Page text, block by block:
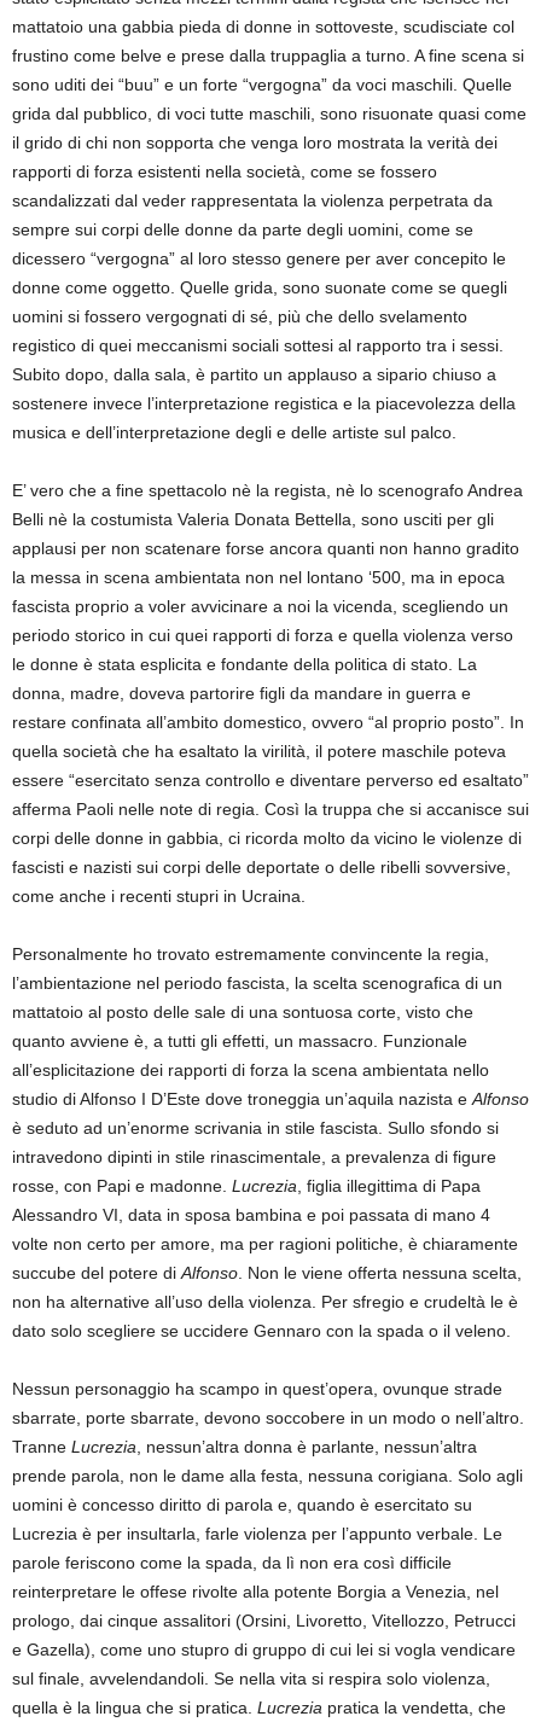
mattatoio una gabbia pieda di donne in sottoveste, scudisciate col
frustino come belve e prese dalla truppaglia a turno. A fine scena si
sono uditi dei “buu” e un forte “vergogna” da voci maschili. Quelle
grida dal pubblico, di voci tutte maschili, sono risuonate quasi come
il grido di chi non sopporta che venga loro mostrata la verità dei
rapporti di forza esistenti nella società, come se fossero
scandalizzati dal veder rappresentata la violenza perpetrata da
sempre sui corpi delle donne da parte degli uomini, come se
dicessero “vergogna” al loro stesso genere per aver concepito le
donne come oggetto. Quelle grida, sono suonate come se quegli
uomini si fossero vergognati di sé, più che dello svelamento
registico di quei meccanismi sociali sottesi al rapporto tra i sessi.
Subito dopo, dalla sala, è partito un applauso a sipario chiuso a
sostenere invece l’interpretazione registica e la piacevolezza della
musica e dell’interpretazione degli e delle artiste sul palco.
E’ vero che a fine spettacolo nè la regista, nè lo scenografo Andrea
Belli nè la costumista Valeria Donata Bettella, sono usciti per gli
applausi per non scatenare forse ancora quanti non hanno gradito
la messa in scena ambientata non nel lontano ‘500, ma in epoca
fascista proprio a voler avvicinare a noi la vicenda, scegliendo un
periodo storico in cui quei rapporti di forza e quella violenza verso
le donne è stata esplicita e fondante della politica di stato. La
donna, madre, doveva partorire figli da mandare in guerra e
restare confinata all’ambito domestico, ovvero “al proprio posto”. In
quella società che ha esaltato la virilità, il potere maschile poteva
essere “esercitato senza controllo e diventare perverso ed esaltato”
afferma Paoli nelle note di regia. Così la truppa che si accanisce sui
corpi delle donne in gabbia, ci ricorda molto da vicino le violenze di
fascisti e nazisti sui corpi delle deportate o delle ribelli sovversive,
come anche i recenti stupri in Ucraina.
Personalmente ho trovato estremamente convincente la regia,
l’ambientazione nel periodo fascista, la scelta scenografica di un
mattatoio al posto delle sale di una sontuosa corte, visto che
quanto avviene è, a tutti gli effetti, un massacro. Funzionale
all’esplicitazione dei rapporti di forza la scena ambientata nello
studio di Alfonso I D’Este dove troneggia un’aquila nazista eAlfonso
è seduto ad un’enorme scrivania in stile fascista. Sullo sfondo si
intravedono dipinti in stile rinascimentale, a prevalenza di figure
rosse, con Papi e madonne. Lucrezia, figlia illegittima di Papa
Alessandro VI, data in sposa bambina e poi passata di mano 4
volte non certo per amore, ma per ragioni politiche, è chiaramente
succube del potere diAlfonso. Non le viene offerta nessuna scelta,
non ha alternative all’uso della violenza. Per sfregio e crudeltà le è
dato solo scegliere se uccidere Gennaro con la spada o il veleno.
Nessun personaggio ha scampo in quest’opera, ovunque strade
sbarrate, porte sbarrate, devono soccobere in un modo o nell’altro.
Tranne Lucrezia, nessun’altra donna è parlante, nessun’altra
prende parola, non le dame alla festa, nessuna corigiana. Solo agli
uomini è concesso diritto di parola e, quando è esercitato su
Lucrezia è per insultarla, farle violenza per l’appunto verbale. Le
parole feriscono come la spada, da lì non era così difficile
reinterpretare le offese rivolte alla potente Borgia a Venezia, nel
prologo, dai cinque assalitori (Orsini, Livoretto, Vitellozzo, Petrucci
e Gazella), come uno stupro di gruppo di cui lei si vogla vendicare
sul finale, avvelendandoli. Se nella vita si respira solo violenza,
quella è la lingua che si pratica. Lucrezia pratica la vendetta, che